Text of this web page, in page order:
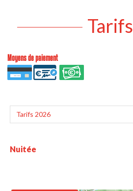
Tarifs
Moyens de paiement
Nuitée